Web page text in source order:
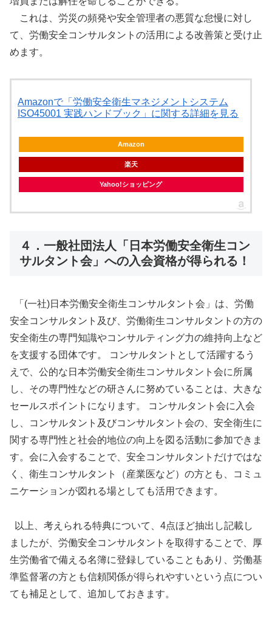
これは、労災の頻発や安全管理者の悪質な怠慢に対し
て、労働安全コンサルタントの活用による改善策と受け止
めます。
Amazonで「労働安全衛生マネジメントシステム
ISO45001 実践ハンドブック」に関する詳細を見る
Amazon
楽天
Yahoo!ショッピング
４．一般社団法人「日本労働安全衛生コン
サルタント会」への入会資格が得られる！
「(一社)日本労働安全衛生コンサルタント会」は、労働
安全コンサルタント及び、労働衛生コンサルタントの方の
安全衛生の専門知識やコンサルティング力の維持向上など
を支援する団体です。 コンサルタントとして活躍するう
えで、公的な日本労働安全衛生コンサルタント会に所属
し、その専門性などの研さんに努めていることは、大きな
セールスポイントになります。 コンサルタント会に入会
し、コンサルタント及びコンサルタント会の、安全衛生に
関する専門性と社会的地位の向上を図る活動に参加できま
す。会に入会することで、安全コンサルタントだけではな
く、衛生コンサルタント（産業医など）の方とも、コミュ
ニケーションが図れる場としても活用できます。
以上、考えられる特典について、4点ほど抽出し記載し
ましたが、労働安全コンサルタントを取得することで、厚
生労働省で備える名簿に登録していることもあり、労働基
準監督署の方とも信頼関係が得られやすいという点につい
ても補足として、追加しておきます。